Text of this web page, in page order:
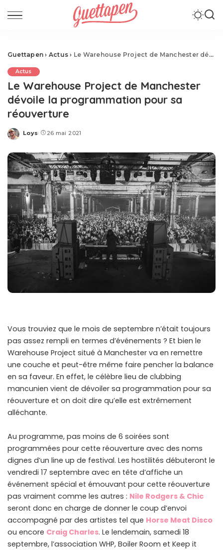
Guettapen › Actus › Le Warehouse Project de Manchester dévoile la programmation pour sa réouverture
Actus
Le Warehouse Project de Manchester
dévoile la programmation pour sa
réouverture
Posted
Loys 26 mai 2021
Vous trouviez que le mois de septembre n’était toujours
pas assez rempli en termes d’événements ? Et bien le
Warehouse Project situé à Manchester va en remettre
une couche et peut-être même faire pencher la balance
en sa faveur. En effet, le célèbre lieu de clubbing
mancunien vient de dévoiler sa programmation pour sa
réouverture et on doit dire qu’elle est extrêmement
alléchante.
Au programme, pas moins de 6 soirées sont
programmées pour cette réouverture avec des noms
dignes d’un line up de festival. Les hostilités débuteront le
vendredi 17 septembre avec en tête d’affiche un
événement spécial et émouvant pour cette réouverture
pas vraiment comme les autres : Nile Rodgers & Chic
seront donc en charge de donner le coup d’envoi
accompagné par des artistes tel que Horse Meat Disco
ou encore Craig Charles. Le lendemain, samedi 18
septembre, l’association WHP, Boiler Room et Keep it